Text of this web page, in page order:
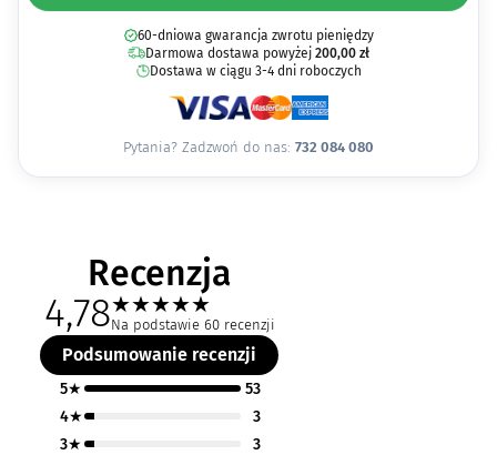
60-dniowa gwarancja zwrotu pieniędzy
Darmowa dostawa powyżej 200,00 zł
Dostawa w ciągu 3-4 dni roboczych
Pytania? Zadzwoń do nas: 732 084 080
Recenzja
4,78★★★★★
Na podstawie 60 recenzji
Podsumowanie recenzji
5★
53
4★
3
3★
3